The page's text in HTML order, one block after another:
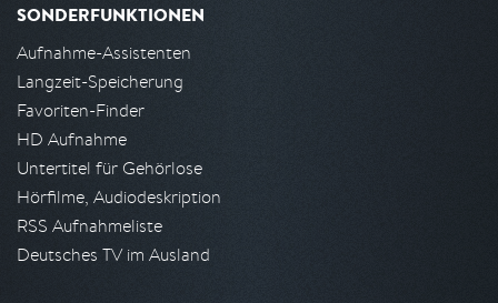
SONDERFUNKTIONEN
Aufnahme-Assistenten
Langzeit-Speicherung
Favoriten-Finder
HD Aufnahme
Untertitel für Gehörlose
Hörfilme, Audiodeskription
RSS Aufnahmeliste
Deutsches TV im Ausland